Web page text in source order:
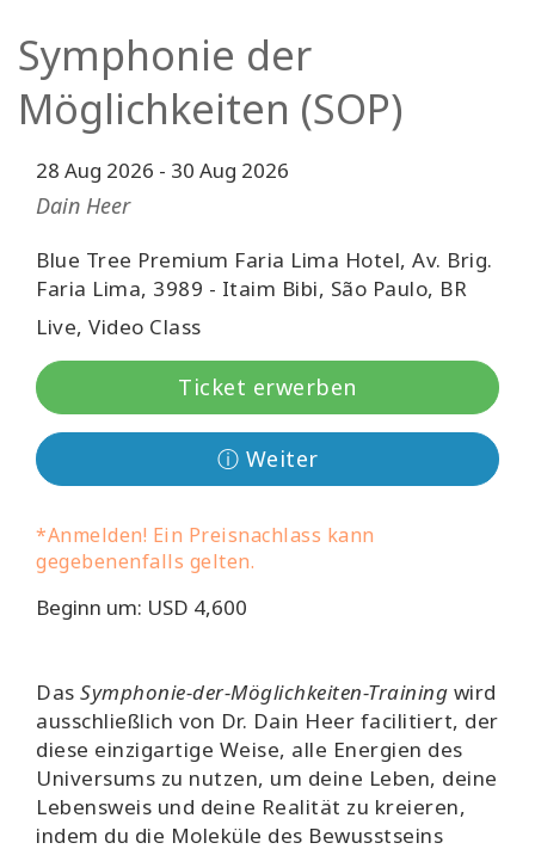
Shop
Neuigkeiten
KONTAKT
SUCHE
Symphonie der
Möglichkeiten (SOP)
28 Aug 2026 - 30 Aug 2026
Dain Heer
Blue Tree Premium Faria Lima Hotel, Av. Brig.
Faria Lima, 3989 - Itaim Bibi, São Paulo, BR
Live, Video Class
Ticket erwerben
ⓘ Weiter
*Anmelden! Ein Preisnachlass kann
gegebenenfalls gelten.
Beginn um: USD 4,600
Das Symphonie-der-Möglichkeiten-Training wird
ausschließlich von Dr. Dain Heer facilitiert, der
diese einzigartige Weise, alle Energien des
Universums zu nutzen, um deine Leben, deine
Lebensweis und deine Realität zu kreieren,
indem du die Moleküle des Bewusstseins